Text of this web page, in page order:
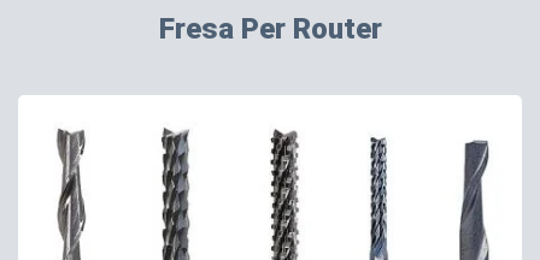
Fresa Per Router